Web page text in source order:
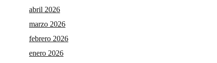
abril 2026
marzo 2026
febrero 2026
enero 2026